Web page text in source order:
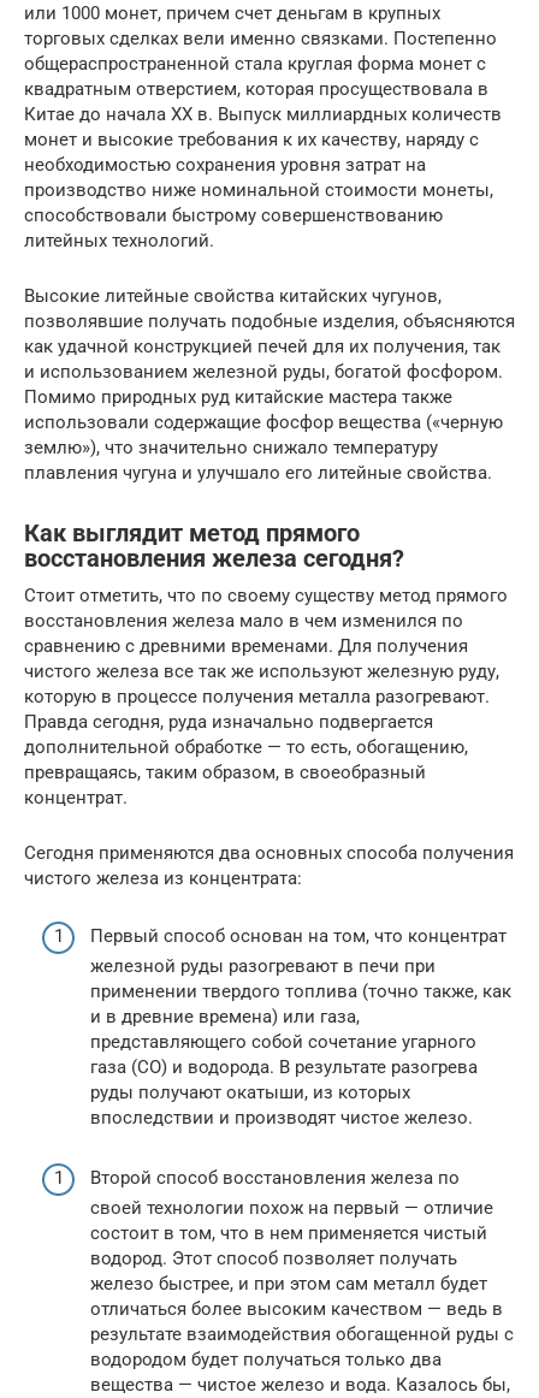
или 1000 монет, причем счет деньгам в крупных
торговых сделках вели именно связками. Постепенно
общераспространенной стала круглая форма монет с
квадратным отверстием, которая просуществовала в
Китае до начала XX в. Выпуск миллиардных количеств
монет и высокие требования к их качеству, наряду с
необходимостью сохранения уровня затрат на
производство ниже номинальной стоимости монеты,
способствовали быстрому совершенствованию
литейных технологий.
Высокие литейные свойства китайских чугунов,
позволявшие получать подобные изделия, объясняются
как удачной конструкцией печей для их получения, так
и использованием железной руды, богатой фосфором.
Помимо природных руд китайские мастера также
использовали содержащие фосфор вещества («черную
землю»), что значительно снижало температуру
плавления чугуна и улучшало его литейные свойства.
Как выглядит метод прямого
восстановления железа сегодня?
Стоит отметить, что по своему существу метод прямого
восстановления железа мало в чем изменился по
сравнению с древними временами. Для получения
чистого железа все так же используют железную руду,
которую в процессе получения металла разогревают.
Правда сегодня, руда изначально подвергается
дополнительной обработке — то есть, обогащению,
превращаясь, таким образом, в своеобразный
концентрат.
Сегодня применяются два основных способа получения
чистого железа из концентрата:
Первый способ основан на том, что концентрат
железной руды разогревают в печи при
применении твердого топлива (точно также, как
и в древние времена) или газа,
представляющего собой сочетание угарного
газа (СО) и водорода. В результате разогрева
руды получают окатыши, из которых
впоследствии и производят чистое железо.
Второй способ восстановления железа по
своей технологии похож на первый — отличие
состоит в том, что в нем применяется чистый
водород. Этот способ позволяет получать
железо быстрее, и при этом сам металл будет
отличаться более высоким качеством — ведь в
результате взаимодействия обогащенной руды с
водородом будет получаться только два
вещества — чистое железо и вода. Казалось бы,